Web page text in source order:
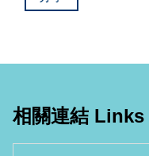
相關連結 Links